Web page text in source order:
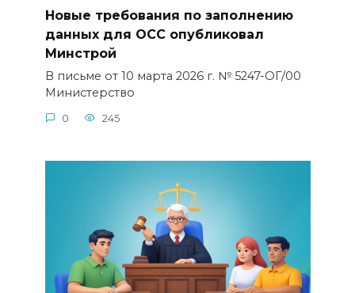
Новые требования по заполнению
данных для ОСС опубликовал
Минстрой
В письме от 10 марта 2026 г. № 5247-ОГ/00
Министерство
0 245